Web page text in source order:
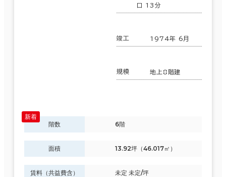
口 13分
竣工 1974年 6月
規模 地上8階建
階数 6階
面積 13.92坪（46.017㎡）
賃料（共益費含） 未定 未定/坪